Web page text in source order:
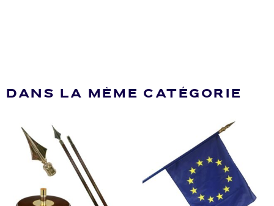
DANS LA MÊME CATÉGORIE